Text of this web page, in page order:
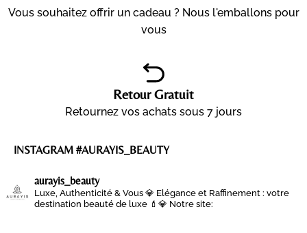
Vous souhaitez offrir un cadeau ? Nous l'emballons pour
vous
Retour Gratuit
Retournez vos achats sous 7 jours
INSTAGRAM #AURAYIS_BEAUTY
aurayis_beauty
Luxe, Authenticité & Vous 💎 Elégance et Raffinement : votre
destination beauté de luxe 💄💎 Notre site: